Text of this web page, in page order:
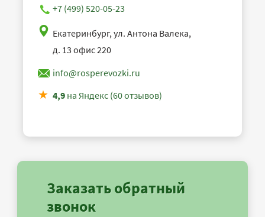
+7 (499) 520-05-23
Екатеринбург, ул. Антона Валека,
д. 13 офис 220
info@rosperevozki.ru
4,9 на Яндекс (60 отзывов)
Заказать обратный
звонок